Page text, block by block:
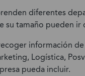
diferentes
tamaño pueden ir
información
Logística,
pueda incluir.